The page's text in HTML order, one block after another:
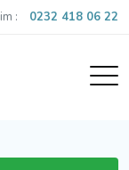
: 0232 418 06 22